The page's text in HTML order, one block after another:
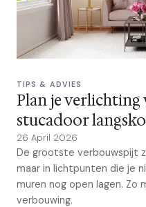
TIPS & ADVIES
Plan je
stucadoor
26 April 2026
De grootste verbouwspijt
maar in lichtpunten die je
muren nog open lagen. Zo
verbouwing.